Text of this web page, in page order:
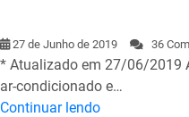
27 de Junho de 2019 36
* Atualizado em 27/06/2019
ar-condicionado e…
Continuar lendo